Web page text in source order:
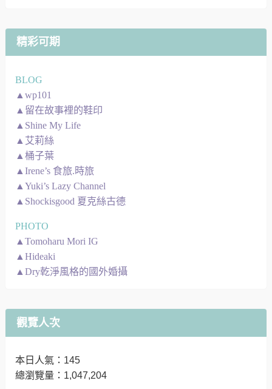
精彩可期
BLOG
▲wp101
▲留在故事裡的鞋印
▲Shine My Life
▲艾莉絲
▲桶子葉
▲Irene’s 食旅.時旅
▲Yuki’s Lazy Channel
▲Shockisgood 夏克絲古德
PHOTO
▲Tomoharu Mori IG
▲Hideaki
▲Dry乾淨風格的國外婚攝
觀覽人次
本日人氣：145
總瀏覽量：1,047,204